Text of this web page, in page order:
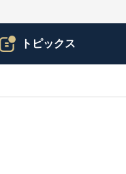
トピックス